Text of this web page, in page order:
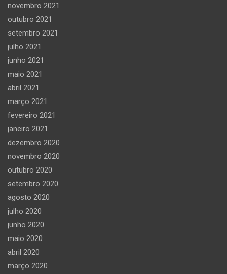
novembro 2021
outubro 2021
setembro 2021
julho 2021
junho 2021
maio 2021
abril 2021
março 2021
fevereiro 2021
janeiro 2021
dezembro 2020
novembro 2020
outubro 2020
setembro 2020
agosto 2020
julho 2020
junho 2020
maio 2020
abril 2020
março 2020